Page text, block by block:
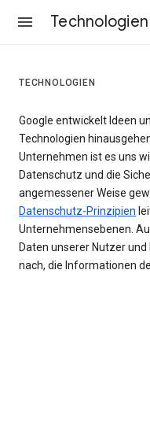
Technologien
TECHNOLOGIEN
Google entwickelt Ideen
Technologien
Unternehmen ist es uns
Datenschutz und die
angemessener Weise
Datenschutz-Prinzipien
Unternehmensebenen.
Daten unserer Nutzer
nach, die Informationen